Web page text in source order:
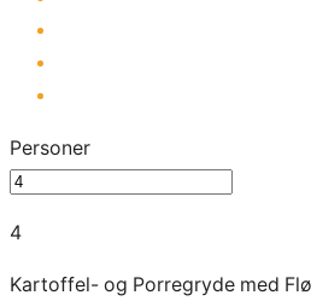
Personer
4
Kartoffel- og Porregryde med